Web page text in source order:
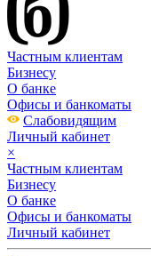
Частным клиентам
Бизнесу
О банке
Офисы и банкоматы
Слабовидящим
Личный кабинет
×
Частным клиентам
Бизнесу
О банке
Офисы и банкоматы
Личный кабинет